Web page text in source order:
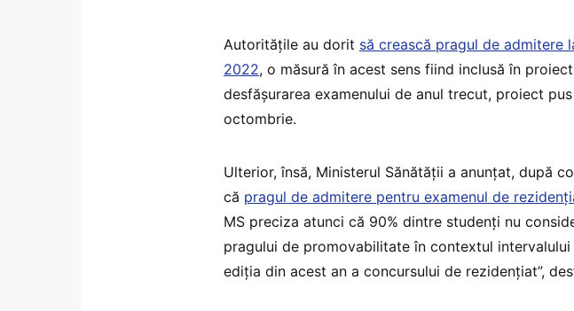
Autoritățile au dorit să crească pragul de admitere
2022, o măsură în acest sens fiind inclusă în
desfășurarea examenului de anul trecut, proiect
octombrie.
Ulterior, însă, Ministerul Sănătății a anunțat, după
că pragul de admitere pentru examenul de
MS preciza atunci că 90% dintre studenți nu
pragului de promovabilitate în contextul
ediția din acest an a concursului de rezidențiat”,